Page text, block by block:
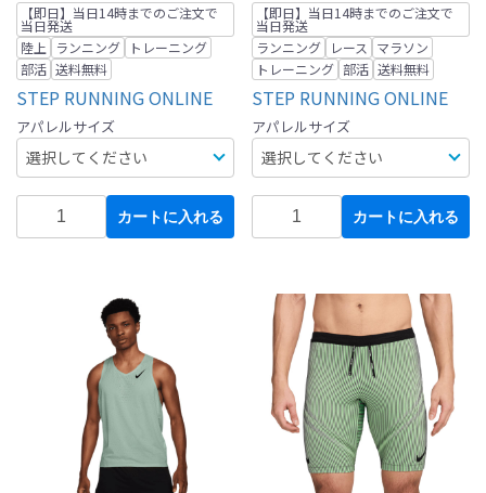
【即日】当日14時までのご注文で
当日発送
陸上
ランニング
トレーニング
部活 送料無料
STEP RUNNING ONLINE
アパレルサイズ
カートに入れる
【即日】当日14時までのご注文で
当日発送
ランニング
レース
マラソン
トレーニング 部活 送料無料
STEP RUNNING ONLINE
アパレルサイズ
カートに入れる